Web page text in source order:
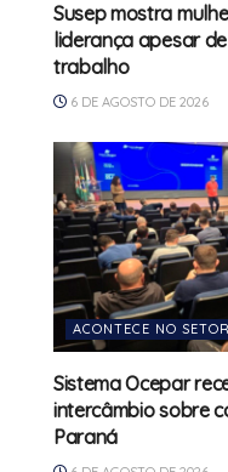
Susep mostra
liderança apesar
trabalho
6 DE AGOSTO DE 2026
ACONTECE NO SETOR
Sistema Ocepar
intercâmbio sobre
Paraná